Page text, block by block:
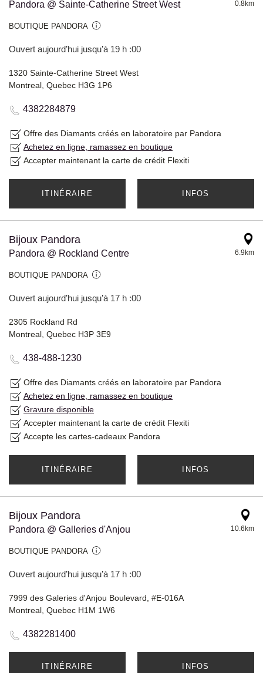
Pandora @ Sainte-Catherine Street West
BOUTIQUE PANDORA
Ouvert aujourd’hui jusqu’à 19 h :00
0.8km
1320 Sainte-Catherine Street West
Montreal, Quebec H3G 1P6
4382284879
Offre des Diamants créés en laboratoire par Pandora
Achetez en ligne, ramassez en boutique
Accepter maintenant la carte de crédit Flexiti
ITINÉRAIRE INFOS
Bijoux Pandora
Pandora @ Rockland Centre
BOUTIQUE PANDORA
Ouvert aujourd’hui jusqu’à 17 h :00
6.9km
2305 Rockland Rd
Montreal, Quebec H3P 3E9
438-488-1230
Offre des Diamants créés en laboratoire par Pandora
Achetez en ligne, ramassez en boutique
Gravure disponible
Accepter maintenant la carte de crédit Flexiti
Accepte les cartes-cadeaux Pandora
ITINÉRAIRE INFOS
Bijoux Pandora
Pandora @ Galleries d'Anjou
BOUTIQUE PANDORA
Ouvert aujourd’hui jusqu’à 17 h :00
10.6km
7999 des Galeries d'Anjou Boulevard, #E-016A
Montreal, Quebec H1M 1W6
4382281400
ITINÉRAIRE INFOS